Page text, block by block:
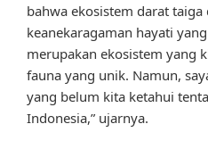
bahwa ekosistem darat
keanekaragaman hayati
merupakan ekosistem yang
fauna yang unik. Namun,
yang belum kita ketahui
Indonesia,” ujarnya.